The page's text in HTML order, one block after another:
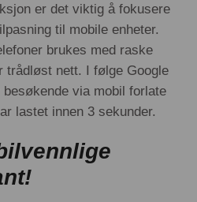
er det viktig å fokusere
til mobile enheter.
brukes med raske
trådløst nett. I følge Google
via mobil forlate
lastet innen 3 sekunder.